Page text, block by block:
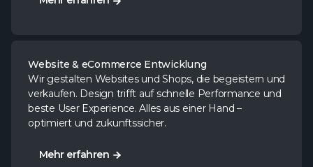
Website & eCommerce Entwicklung
Wir gestalten Websites und Shops, die begeistern und
verkaufen. Design trifft auf schnelle Performance und
beste User Experience. Alles aus einer Hand –
optimiert und zukunftssicher.
Mehr erfahren